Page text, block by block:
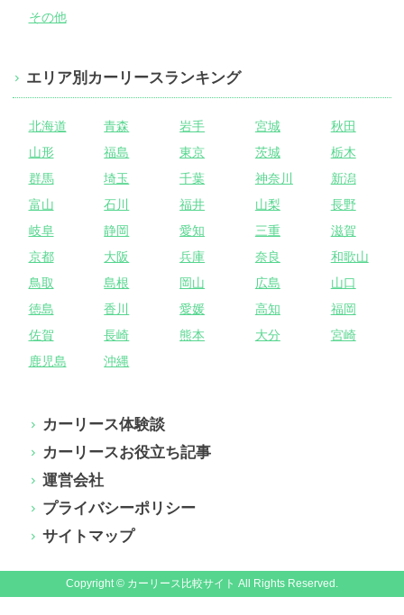
その他
エリア別カーリースランキング
北海道 青森 岩手 宮城
秋田
山形
福島 東京 茨城
栃木
群馬
埼玉 千葉 神奈川
新潟
富山
石川 福井 山梨
長野
岐阜
静岡 愛知 三重
滋賀
京都
大阪 兵庫 奈良
和歌山
鳥取
島根 岡山 広島
山口
徳島
香川 愛媛 高知
福岡
佐賀
長崎 熊本 大分
宮崎
鹿児島
沖縄
カーリース体験談
カーリースお役立ち記事
運営会社
プライバシーポリシー
サイトマップ
Copyright © カーリース比較サイト All Rights Reserved.